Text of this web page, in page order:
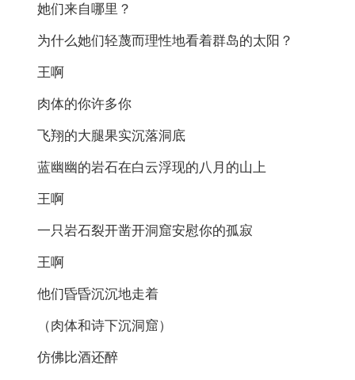
她们来自哪里？
为什么她们轻蔑而理性地看着群岛的太阳？
王啊
肉体的你许多你
飞翔的大腿果实沉落洞底
蓝幽幽的岩石在白云浮现的八月的山上
王啊
一只岩石裂开凿开洞窟安慰你的孤寂
王啊
他们昏昏沉沉地走着
（肉体和诗下沉洞窟）
仿佛比酒还醉